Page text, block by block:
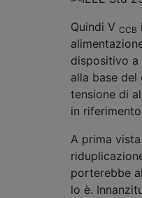
Quindi V CCB
dispositivo
alla base
tensione di
in
A prima
porterebbe
lo è.